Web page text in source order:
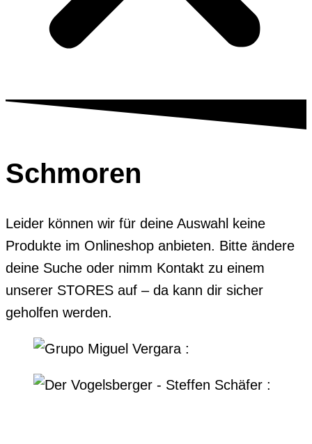
Schmoren
Leider können wir für deine Auswahl keine
Produkte im Onlineshop anbieten. Bitte ändere
deine Suche oder nimm Kontakt zu einem
unserer STORES auf – da kann dir sicher
geholfen werden.